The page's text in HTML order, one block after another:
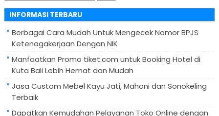
untuk:
INFORMASI TERBARU
Berbagai Cara Mudah Untuk Mengecek Nomor BPJS
Ketenagakerjaan Dengan NIK
Manfaatkan Promo tiket.com untuk Booking Hotel di
Kuta Bali Lebih Hemat dan Mudah
Jasa Custom Mebel Kayu Jati, Mahoni dan Sonokeling
Terbaik
Dapatkan Kemudahan Pelayanan Toko Online dengan